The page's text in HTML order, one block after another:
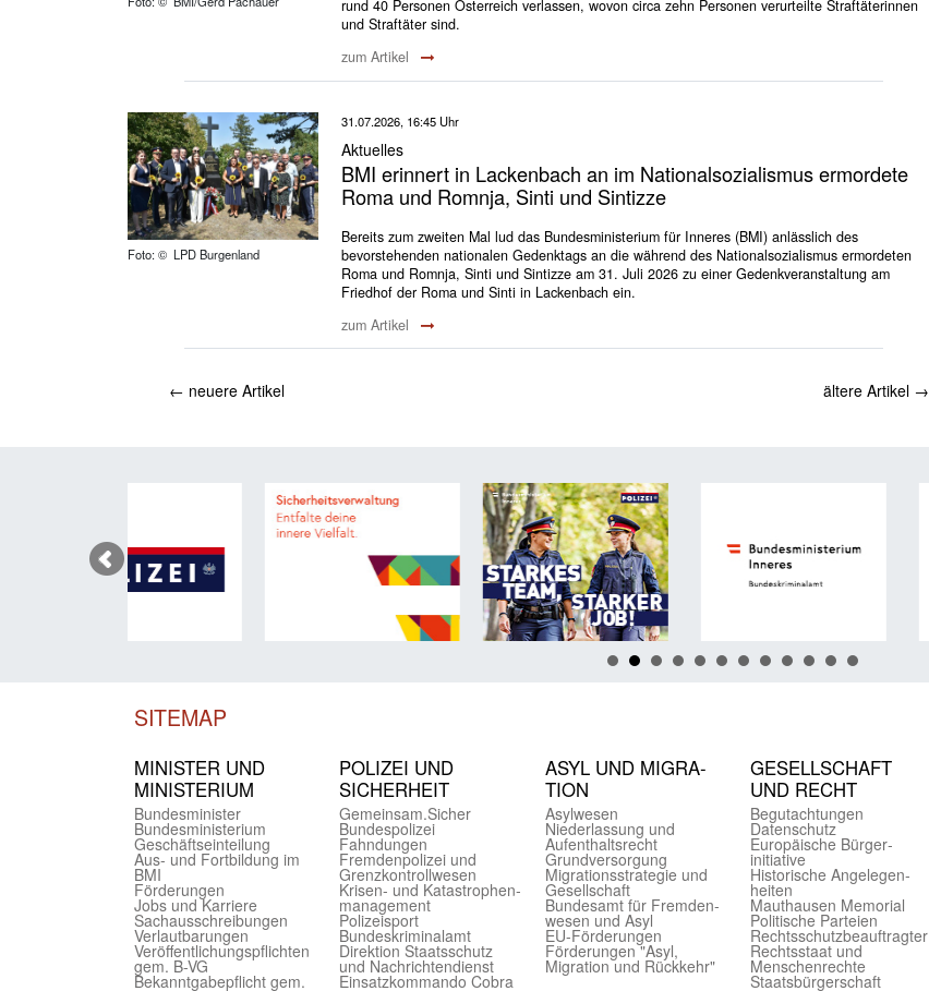
rund 40 Personen Österreich verlassen, wovon circa zehn Personen verurteilte Straftäterinnen
und Straftäter sind.
zum Artikel
Foto: © LPD Burgenland
31.07.2026, 16:45 Uhr
Aktuelles
BMI erinnert in Lackenbach an im Nationalsozialismus ermordete
Roma und Romnja, Sinti und Sintizze
Bereits zum zweiten Mal lud das Bundesministerium für Inneres (BMI) anlässlich des
bevorstehenden nationalen Gedenktags an die während des Nationalsozialismus ermordeten
Roma und Romnja, Sinti und Sintizze am 31. Juli 2026 zu einer Gedenkveranstaltung am
Friedhof der Roma und Sinti in Lackenbach ein.
zum Artikel
← neuere Artikel ältere Artikel →
SITEMAP
MINISTER UND
MINIST­ERIUM
Bundes­minister
Bundes­ministerium
Geschäfts­einteilung
Aus- und Fortbildung im
BMI
Förderungen
Jobs und Karriere
Sachaus­schreibungen
Verlautbarungen
Veröffentlichungspflichten
gem. B-VG
Bekanntgabepflicht gem.
POLIZEI UND
SICHER­HEIT
Gemein­sam.Sicher
Bundes­polizei
Fahndungen
Fremdenpolizei und
Grenzkontrollwesen
Krisen- und Katastrophen­
management
Polizeisport
Bundes­kriminal­amt
Direktion Staats­schutz
und Nach­richten­dienst
Einsatz­kommando Cobra
ASYL UND MIGRA­
TION
Asyl­wesen
Nieder­lassung und
Aufent­halts­recht
Grund­versorgung
Migrations­strategie und
Gesell­schaft
Bundes­amt für Fremden­
wesen und Asyl
EU-Förde­rungen
Förderungen "Asyl,
Migration und Rückkehr"
GE­SELL­SCHAFT
UND RECHT
Begut­achtungen
Daten­schutz
Europäische Bürger­
initiative
Historische Angelegen­
heiten
Mauthausen Memorial
Politische Parteien
Rechts­schutz­beauftragter
Rechts­staat und
Menschen­rechte
Staats­bürger­schaft